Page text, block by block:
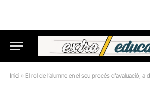
Inici » El rol de l’alumne en el seu procés d’avaluació, a